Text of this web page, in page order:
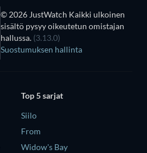
© 2026 JustWatch Kaikki ulkoinen
sisältö pysyy oikeutetun omistajan
hallussa. (3.13.0)
Suostumuksen hallinta
Top 5 sarjat
Siilo
From
Widow's Bay